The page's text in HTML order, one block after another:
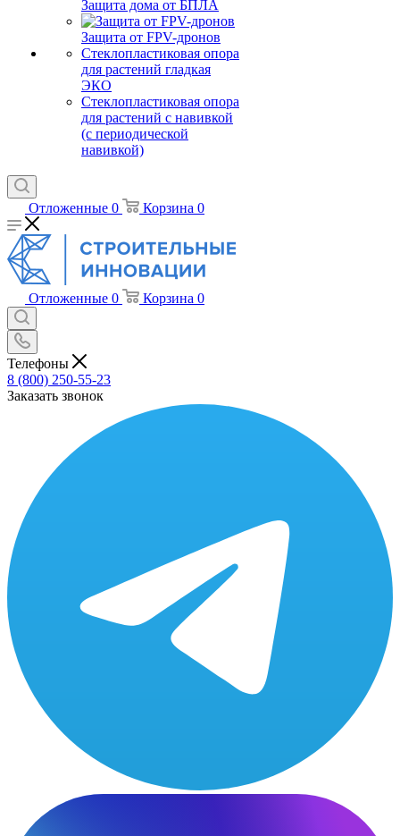
Защита дома от БПЛА
Защита от FPV-дронов
Стеклопластиковая опора
для растений гладкая
ЭКО
Стеклопластиковая опора
для растений с навивкой
(с периодической
навивкой)
Отложенные 0 Корзина 0
Отложенные 0 Корзина 0
Телефоны
8 (800) 250-55-23
Заказать звонок